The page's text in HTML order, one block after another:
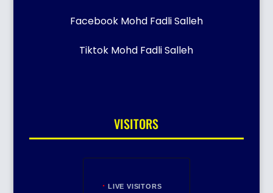
Facebook Mohd Fadli Salleh
Tiktok Mohd Fadli Salleh
VISITORS
LIVE VISITORS